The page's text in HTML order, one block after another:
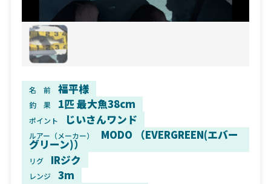
名 前 福平様
釣 果 1匹 最大魚38cm
ポイント じいさんワンド
ルアー（メーカー） MODO （EVERGREEN(エバー
グリーン)）
リグ IRジク
レンジ 3m